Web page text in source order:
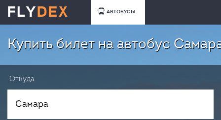
АВТОБУСЫ
Купить билет на автобус
Откуда